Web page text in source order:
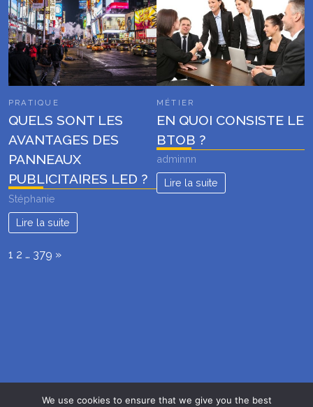
PRATIQUE
QUELS SONT LES
AVANTAGES DES
PANNEAUX
PUBLICITAIRES LED ?
Stéphanie
Lire la suite
MÉTIER
EN QUOI CONSISTE LE
BTOB ?
adminnn
Lire la suite
Page:
1 2 … 379 Next
»
We use cookies to ensure that we give you the best